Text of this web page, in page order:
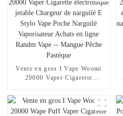
Vente en gros I Vape Woomi
20000 Vaper Cigarette
de narguilé E Stylo Vape Poche
Narguilé Vaporisateur Achats
en ligne Randm Vape --